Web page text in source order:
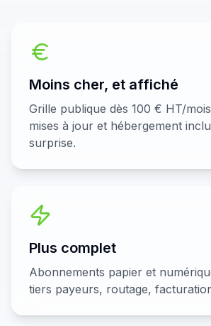
Moins cher, et affiché
Grille publique dès 100 € HT/
mises à jour et hébergement
surprise.
Plus complet
Abonnements papier et
tiers payeurs, routage,